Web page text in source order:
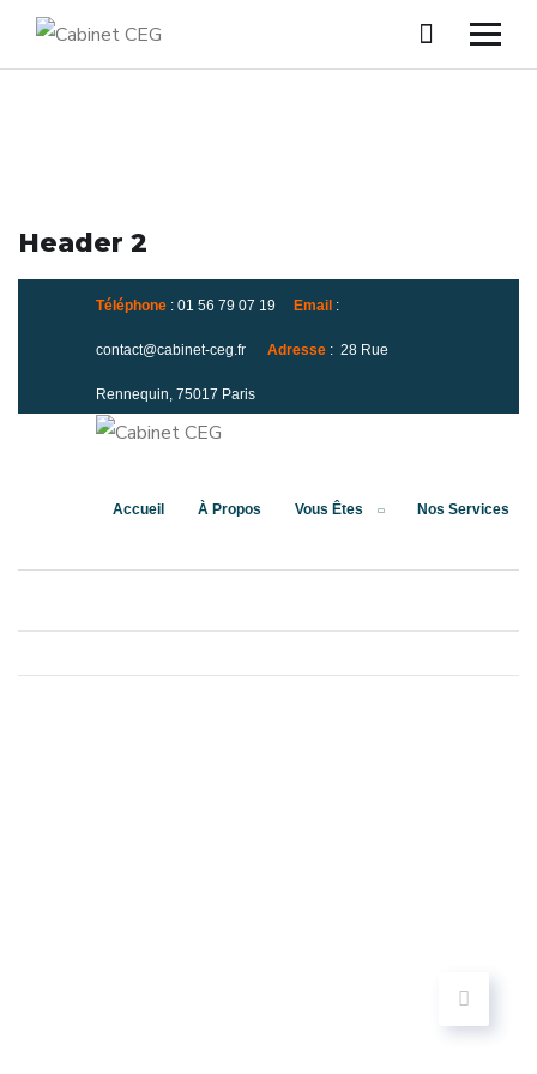
Header 2
Téléphone : 01 56 79 07 19 Email :
contact@cabinet-ceg.fr Adresse : 28 Rue
Rennequin, 75017 Paris
Accueil À Propos Vous Êtes Nos Services